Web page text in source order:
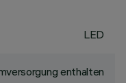
LED
enthalten